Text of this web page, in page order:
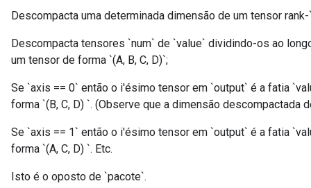
Descompacta uma determinada dimensão de um tensor
Descompacta tensores `num` de `value` dividindo-os ao
um tensor de forma `(A, B, C, D)`;
Se `axis == 0` então o i'ésimo tensor em `output` é a fatia
forma `(B, C, D) `. (Observe que a dimensão descompactada
Se `axis == 1` então o i'ésimo tensor em `output` é a fatia
forma `(A, C, D) `. Etc.
Isto é o oposto de `pacote`.